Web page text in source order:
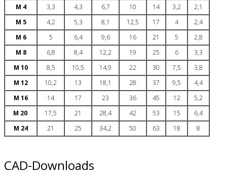
M 4
3,3 4,3 6,7 10 14 3,2
2,1
M 5
4,2 5,3 8,1 12,5 17 4
2,4
M 6
5 6,4 9,6 16 21 5
2,8
M 8
6,8 8,4 12,2 19 25 6
3,3
M 10
8,5 10,5 14,9 22 30 7,5
3,8
M 12
10,2 13 18,1 28 37 9,5
4,4
M 16
14 17 23 36 45 12
5,2
M 20
17,5 21 28,4 42 53 15
6,4
M 24
21 25 34,2 50 63 18 8
CAD-Downloads